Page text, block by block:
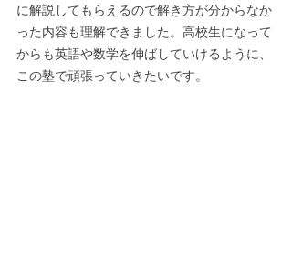
に解説してもらえるので解き方が分からなか
った内容も理解できました。高校生になって
からも英語や数学を伸ばしていけるように、
この塾で頑張っていきたいです。